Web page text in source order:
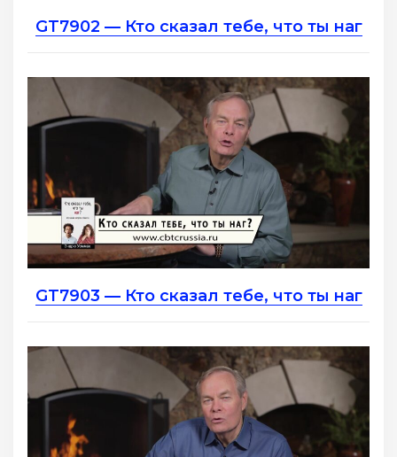
GT7902 — Кто сказал тебе, что ты наг
GT7903 — Кто сказал тебе, что ты наг